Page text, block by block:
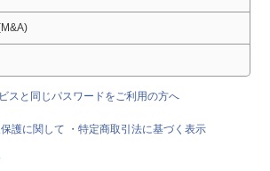
スと同じパスワードをご利用の方へ
保護に関して
・特定商取引法に基づく表示